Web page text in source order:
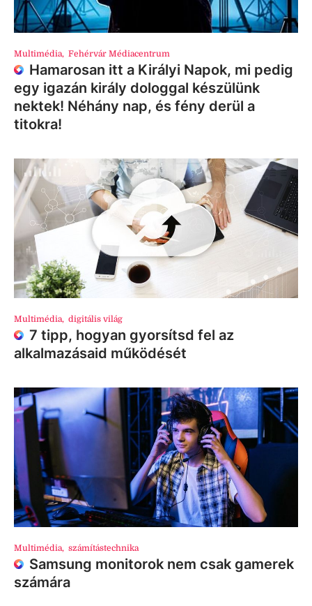
Multimédia, Fehérvár Médiacentrum
Hamarosan itt a Királyi Napok, mi pedig
egy igazán király dologgal készülünk
nektek! Néhány nap, és fény derül a
titokra!
Multimédia, digitális világ
7 tipp, hogyan gyorsítsd fel az
alkalmazásaid működését
Multimédia, számítástechnika
Samsung monitorok nem csak gamerek
számára